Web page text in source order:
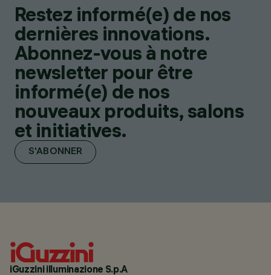
Restez informé(e) de nos
dernières innovations.
Abonnez-vous à notre
newsletter pour être
informé(e) de nos
nouveaux produits, salons
et initiatives.
S'ABONNER
iGuzzini illuminazione S.p.A